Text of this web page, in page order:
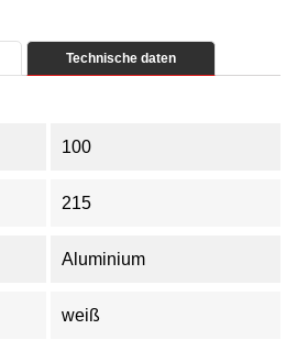
Technische daten
100
215
Aluminium
weiß